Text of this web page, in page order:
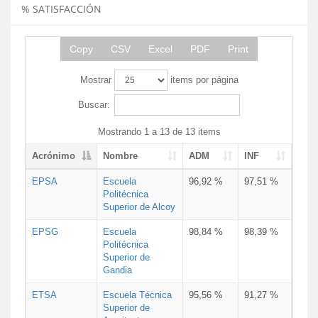
% SATISFACCIÓN
Copy CSV Excel PDF Print
Mostrar items por página
Buscar:
Mostrando 1 a 13 de 13 items
Acrónimo Nombre ADM INF
EPSA
Escuela
Politécnica
Superior de Alcoy
96,92 % 97,51 %
EPSG
Escuela
Politécnica
Superior de
Gandia
98,84 % 98,39 %
ETSA
Escuela Técnica
Superior de
95,56 % 91,27 %